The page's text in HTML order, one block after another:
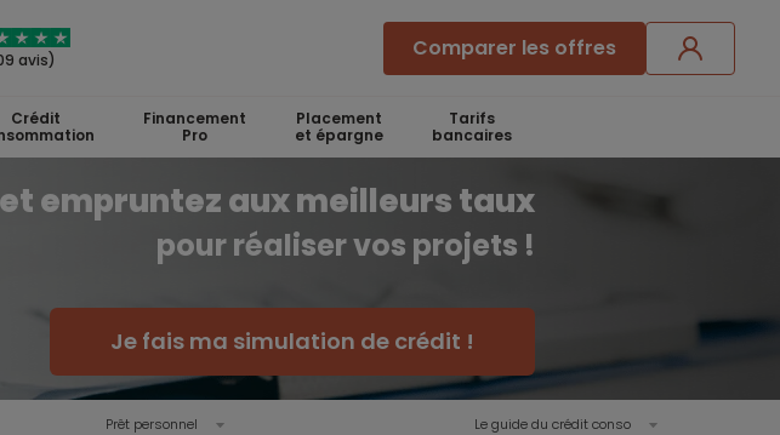
avis) Comparer les offres
Crédit
Financement
Pro
Placement
et épargne
Tarifs
bancaires
empruntez aux meilleurs taux
pour réaliser vos projets !
Je fais ma simulation de crédit !
Prêt personnel Le guide du crédit conso